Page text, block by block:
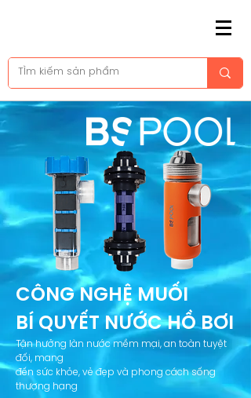
CÔNG NGHỆ MUỐI
BÍ QUYẾT NƯỚC HỒ BƠI
Tận hưởng làn nước mềm mại, an toàn tuyệt
đối, mang
đến sức khỏe, vẻ đẹp và phong cách sống
thượng hạng